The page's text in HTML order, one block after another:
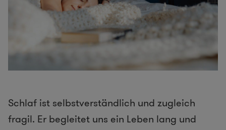
Schlaf ist selbstverständlich und zugleich
fragil. Er begleitet uns ein Leben lang und